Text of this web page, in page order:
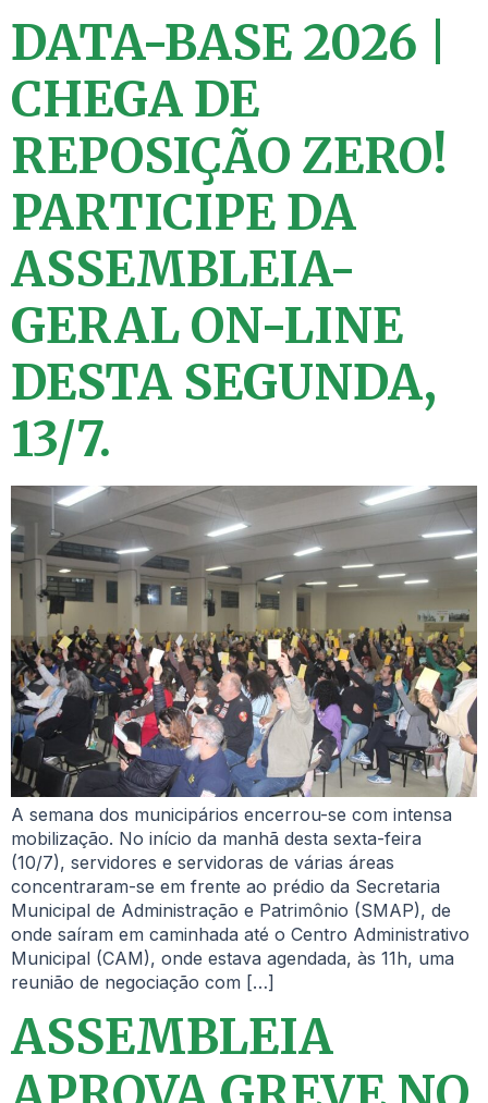
DATA-BASE 2026 |
CHEGA DE
REPOSIÇÃO ZERO!
PARTICIPE DA
ASSEMBLEIA-
GERAL ON-LINE
DESTA SEGUNDA,
13/7.
A semana dos municipários encerrou-se com intensa
mobilização. No início da manhã desta sexta-feira
(10/7), servidores e servidoras de várias áreas
concentraram-se em frente ao prédio da Secretaria
Municipal de Administração e Patrimônio (SMAP), de
onde saíram em caminhada até o Centro Administrativo
Municipal (CAM), onde estava agendada, às 11h, uma
reunião de negociação com […]
ASSEMBLEIA